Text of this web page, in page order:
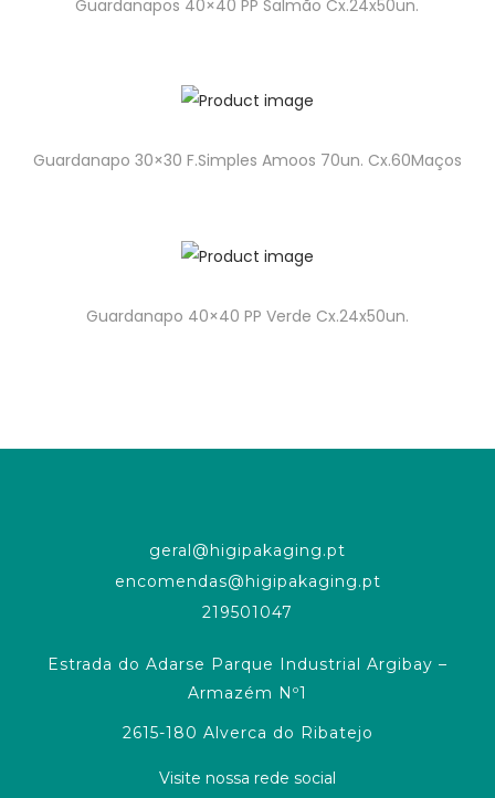
Guardanapos 40×40 PP Salmão Cx.24x50un.
Guardanapo 30×30 F.Simples Amoos 70un. Cx.60Maços
Guardanapo 40×40 PP Verde Cx.24x50un.
geral@higipakaging.pt
encomendas@higipakaging.pt
219501047
Estrada do Adarse Parque Industrial Argibay –
Armazém Nº1
2615-180 Alverca do Ribatejo
Visite nossa rede social